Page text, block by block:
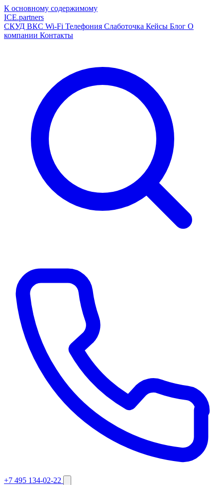
К основному содержимому
ICE.partners
СКУД ВКС Wi-Fi Телефония Слаботочка Кейсы Блог О
компании Контакты
+7 495 134-02-22